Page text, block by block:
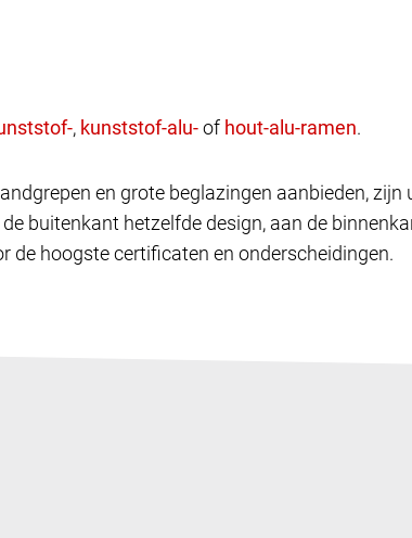
, of .
en grote beglazingen aanbieden,
buitenkant hetzelfde design, aan de
de hoogste certificaten en onderscheidingen.